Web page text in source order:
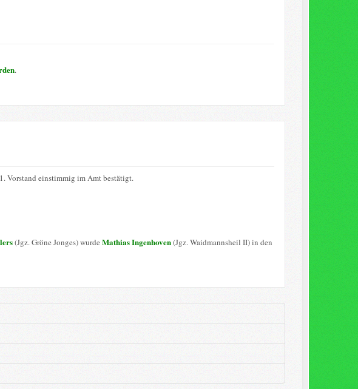
.
Vorstand einstimmig im Amt bestätigt.
(Jgz. Gröne Jonges) wurde Mathias Ingenhoven(Jgz. Waidmannsheil II) in den